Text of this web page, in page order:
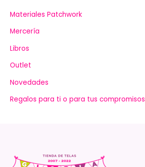
Materiales Patchwork
Mercería
Libros
Outlet
Novedades
Regalos para ti o para tus compromisos